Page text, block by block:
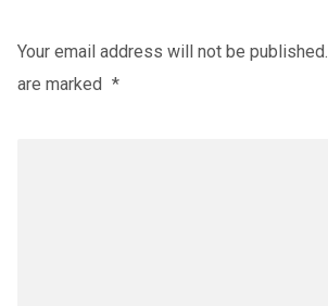
Your email address will not be published.
are marked *